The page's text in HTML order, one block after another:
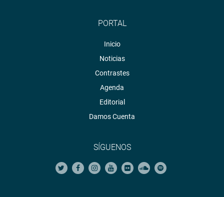
PORTAL
Inicio
Noticias
Contrastes
Agenda
Editorial
Damos Cuenta
SÍGUENOS